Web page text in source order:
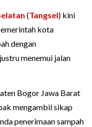
(Tangsel) kini
kota
dengan
menemui jalan
Bogor Jawa Barat
mengambil sikap
penerimaan sampah